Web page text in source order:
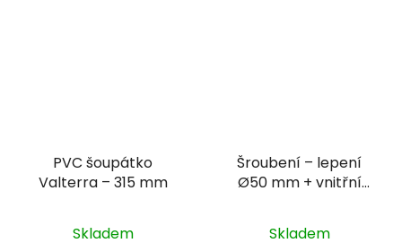
PVC šoupátko
Valterra – 315 mm
Skladem
Šroubení – lepení
Ø50 mm + vnitřní
Skladem